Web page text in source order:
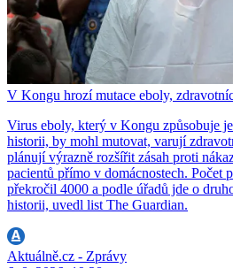
V Kongu hrozí mutace eboly,
Virus eboly, který v Kongu způsobuje
historii, by mohl mutovat, varují
plánují výrazně rozšířit zásah proti
pacientů přímo v domácnostech. Počet
překročil 4000 a podle úřadů jde o
historii, uvedl list The Guardian.
Aktuálně.cz - Zprávy